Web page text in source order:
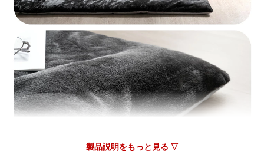
製品説明をもっと見る ▽